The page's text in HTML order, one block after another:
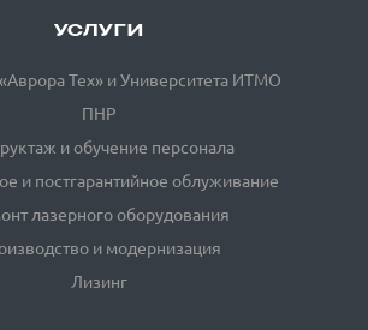
УСЛУГИ
Тех» и Университета ИТМО
ПНР
и обучение персонала
и постгарантийное облуживание
лазерного оборудования
и модернизация
Лизинг